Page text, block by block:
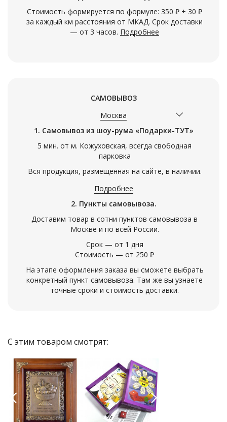
Стоимость формируется по формуле: 350 ₽ + 30 ₽
за каждый км расстояния от МКАД. Срок доставки
— от 3 часов. Подробнее
САМОВЫВОЗ
Москва
1. Самовывоз из шоу-рума «Подарки-ТУТ»
5 мин. от м. Кожуховская, всегда свободная
парковка
Вся продукция, размещенная на сайте, в наличии.
Подробнее
2. Пункты самовывоза.
Доставим товар в сотни пунктов самовывоза в
Москве и по всей России.
Срок — от 1 дня
Стоимость — от 250 ₽
На этапе оформления заказа вы сможете выбрать
конкретный пункт самовывоза. Там же вы узнаете
точные сроки и стоимость доставки.
С этим товаром смотрят: